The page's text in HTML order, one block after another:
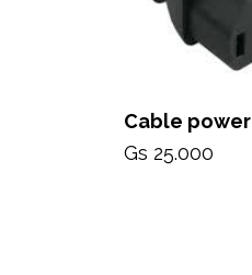
Cable power
Gs 25.000